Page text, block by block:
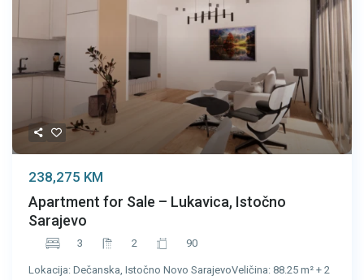
238,275 KM
Apartment for Sale – Lukavica, Istočno
Sarajevo
3 2 90
Lokacija: Dečanska, Istočno Novo SarajevoVeličina: 88.25 m² + 2